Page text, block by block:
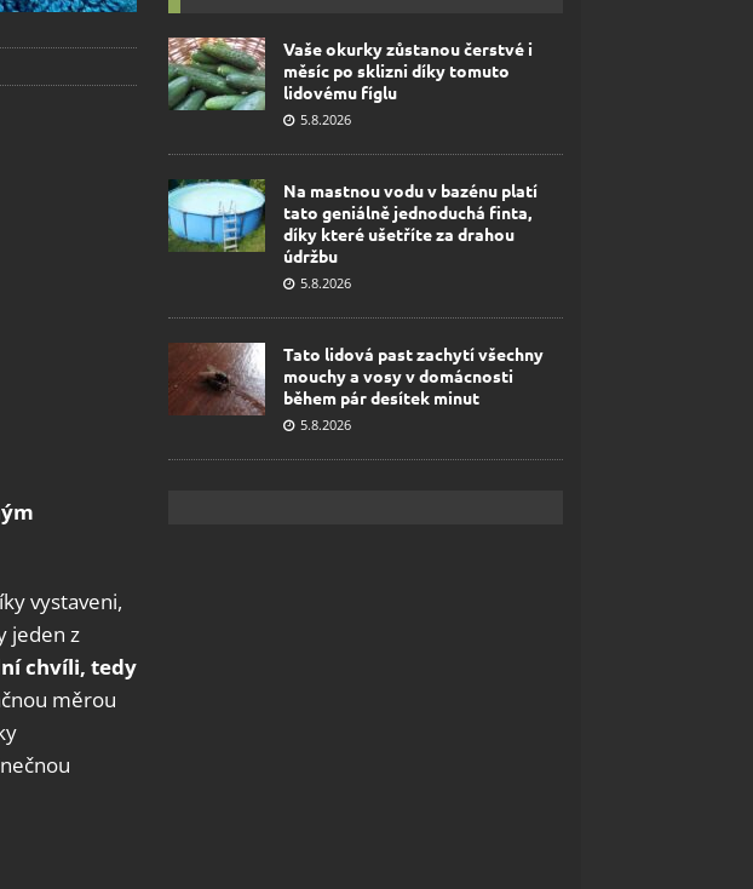
vystaveni,
jeden z
chvíli, tedy
měrou
Vaše okurky zůstanou čerstvé i
měsíc po sklizni díky tomuto
lidovému fíglu
5.8.2026
Na mastnou vodu v bazénu platí
tato geniálně jednoduchá finta,
díky které ušetříte za drahou
údržbu
5.8.2026
Tato lidová past zachytí všechny
mouchy a vosy v domácnosti
během pár desítek minut
5.8.2026